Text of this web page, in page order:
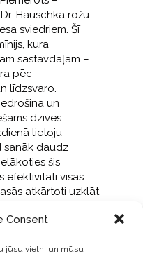
Consent
jūsu vietni un mūsu
Hauschka rožu
sviedriem. Šī
kura
sastāvdaļām –
pēc
līdzsvaro.
un
dzīves
lietoju
sanāk daudz
šis
efektivitāti visas
atkārtoti uzklāt